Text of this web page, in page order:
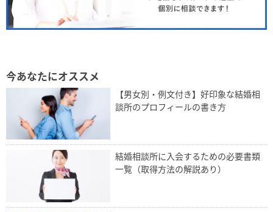
今あなたにオススメ
【男女別・例文付き】好印象な結婚相
談所のプロフィールの書き方
結婚相談所に入会するための必要書類
一覧（取得方法の解説あり）